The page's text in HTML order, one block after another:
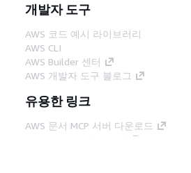
개발자 도구
AWS 코드 예시 라이브러리
AWS CLI
AWS Builder 센터
AWS 개발자 도구 블로그
유용한 링크
AWS 문서 MCP 서버 다운로드
AWS Console에 로그인